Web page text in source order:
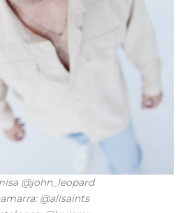
@john_leopard
@allsaints